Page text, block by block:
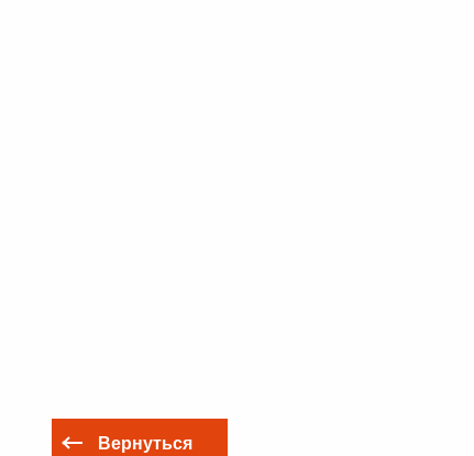
Вернуться